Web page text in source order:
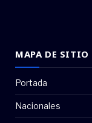
MAPA DE SITIO
Portada
Nacionales